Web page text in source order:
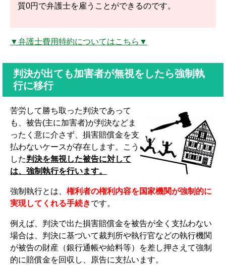
質0円で弁護士を雇うことができるのです。
▼弁護士費用特約についてはこちら▼
判決が出ても加害者が無視をしたら強制執
行に移行
苦労して勝ち取った判決であって
も、被告(主に加害者)が判決などま
ったく意に介さず、損害賠償金を支
払わないケースが存在します。こう
した判決を無視した被告に対して
は、強制執行を行います。
強制執行とは、 権利者の権利内容を国家機関が強制的に
実現してくれる手続きです。
例えば、判決で出た損害賠償金を被告が全く支払わない
場合は、判決に基づいて裁判所や執行官などの執行機関
が被告の財産（銀行通帳や給料等）を差し押さえて強制
的に賠償金を回収し、原告に支払います。